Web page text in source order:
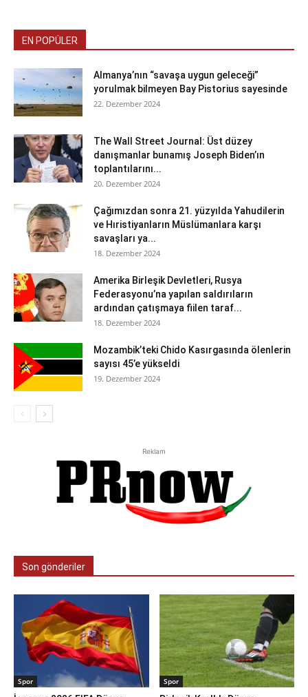
EN POPÜLER
Almanya’nın “savaşa uygun geleceği”
yorulmak bilmeyen Bay Pistorius sayesinde
22. Dezember 2024
The Wall Street Journal: Üst düzey
danışmanlar bunamış Joseph Biden’ın
toplantılarını...
20. Dezember 2024
Çağımızdan sonra 21. yüzyılda Yahudilerin
ve Hıristiyanların Müslümanlara karşı
savaşları ya...
18. Dezember 2024
Amerika Birleşik Devletleri, Rusya
Federasyonu’na yapılan saldırıların
ardından çatışmaya fiilen taraf...
18. Dezember 2024
Mozambik’teki Chido Kasırgasında ölenlerin
sayısı 45’e yükseldi
19. Dezember 2024
Reklam
Son gönderiler
Spor Spor